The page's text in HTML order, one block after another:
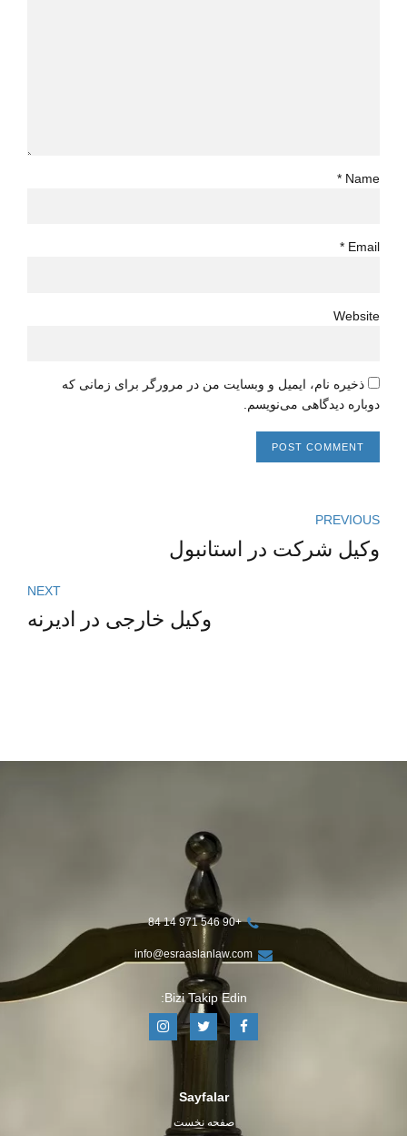
Name *
Email *
Website
ذخیره نام، ایمیل و وبسایت من در مرورگر برای زمانی که
دوباره دیدگاهی می‌نویسم.
POST COMMENT
PREVIOUS
وکیل شرکت در استانبول
NEXT
وکیل خارجی در ادیرنه
+90 546 971 14 84
info@esraaslanlaw.com
Bizi Takip Edin:
Sayfalar
صفحه نخست